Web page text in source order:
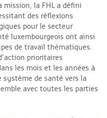
mission, la FHL a défini
des réflexions
pour le secteur
luxembourgeois ont ainsi
de travail thématiques.
prioritaires
les mois et les années à
de santé vers la
avec toutes les parties